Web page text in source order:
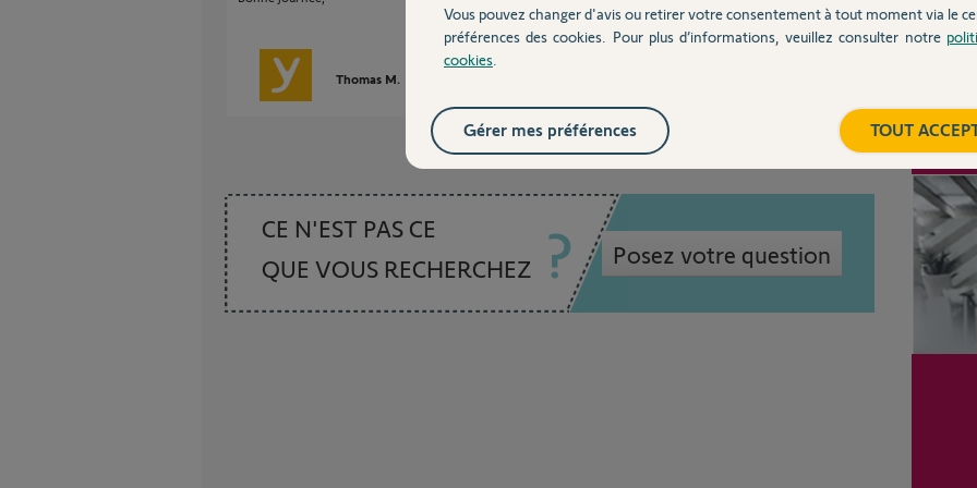
Thomas M.
CE N'EST PAS CE
QUE VOUS RECHERCHEZ
Posez votre question
Vous pouvez changer d'avis ou retirer votre consentement à tout moment via le
préférences des cookies. Pour plus d’informations, veuillez consulter notre
cookies
TOUT
Gérer mes préférences